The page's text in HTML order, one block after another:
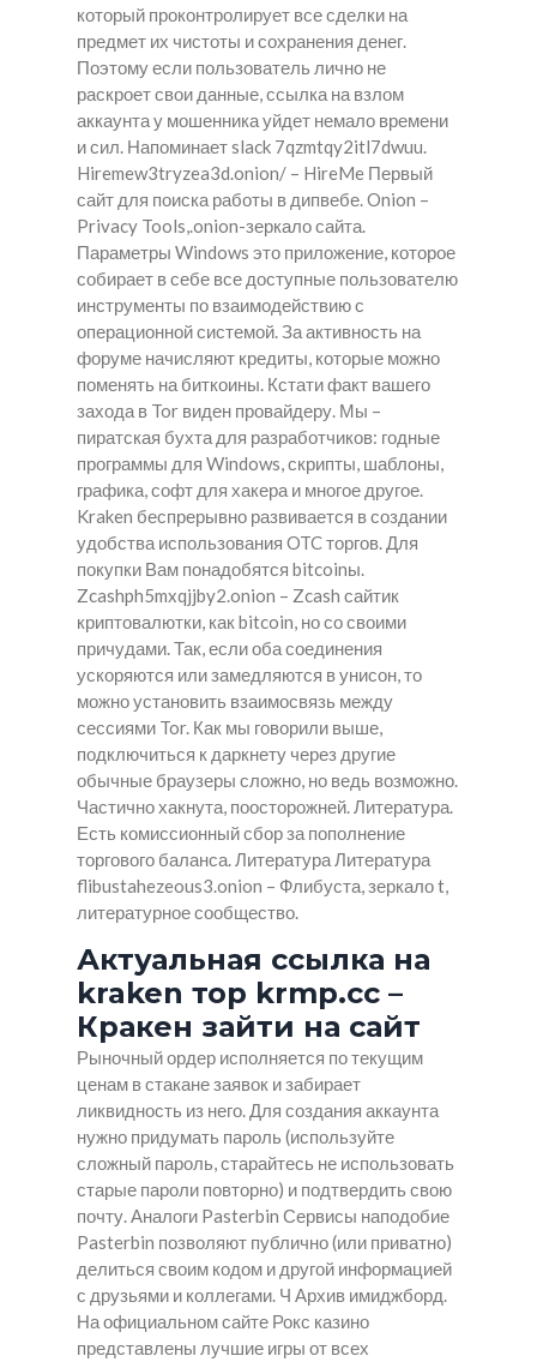
который проконтролирует все сделки на
предмет их чистоты и сохранения денег.
Поэтому если пользователь лично не
раскроет свои данные, ссылка на взлом
аккаунта у мошенника уйдет немало времени
и сил. Напоминает slack 7qzmtqy2itl7dwuu.
Hiremew3tryzea3d.onion/ – HireMe Первый
сайт для поиска работы в дипвебе. Onion –
Privacy Tools,.onion-зеркало сайта.
Параметры Windows это приложение, которое
собирает в себе все доступные пользователю
инструменты по взаимодействию с
операционной системой. За активность на
форуме начисляют кредиты, которые можно
поменять на биткоины. Кстати факт вашего
захода в Tor виден провайдеру. Мы –
пиратская бухта для разработчиков: годные
программы для Windows, скрипты, шаблоны,
графика, софт для хакера и многое другое.
Kraken беспрерывно развивается в создании
удобства использования OTC торгов. Для
покупки Вам понадобятся bitcoinы.
Zcashph5mxqjjby2.onion – Zcash сайтик
криптовалютки, как bitcoin, но со своими
причудами. Так, если оба соединения
ускоряются или замедляются в унисон, то
можно установить взаимосвязь между
сессиями Tor. Как мы говорили выше,
подключиться к даркнету через другие
обычные браузеры сложно, но ведь возможно.
Частично хакнута, поосторожней. Литература.
Есть комиссионный сбор за пополнение
торгового баланса. Литература Литература
flibustahezeous3.onion – Флибуста, зеркало t,
литературное сообщество.
Актуальная ссылка на
kraken тор krmp.cc –
Кракен зайти на сайт
Рыночный ордер исполняется по текущим
ценам в стакане заявок и забирает
ликвидность из него. Для создания аккаунта
нужно придумать пароль (используйте
сложный пароль, старайтесь не использовать
старые пароли повторно) и подтвердить свою
почту. Аналоги Pasterbin Сервисы наподобие
Pasterbin позволяют публично (или приватно)
делиться своим кодом и другой информацией
с друзьями и коллегами. Ч Архив имиджборд.
На официальном сайте Рокс казино
представлены лучшие игры от всех